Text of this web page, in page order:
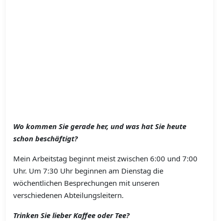
Wo kommen Sie gerade her, und was hat Sie heute
schon beschäftigt?
Mein Arbeitstag beginnt meist zwischen 6:00 und 7:00
Uhr. Um 7:30 Uhr beginnen am Dienstag die
wöchentlichen Besprechungen mit unseren
verschiedenen Abteilungsleitern.
Trinken Sie lieber Kaffee oder Tee?